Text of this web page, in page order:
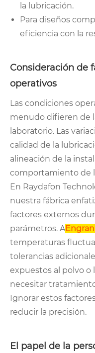
la lubricación.
Para diseños
eficiencia con la
Consideración de
operativos
Las condiciones
menudo difieren de
laboratorio. Las
calidad de la
alineación de la
comportamiento de
En Raydafon
nuestra fábrica
factores externos
parámetros. A
temperaturas
tolerancias
expuestos al polvo
necesitar
Ignorar estos
reducir la precisión.
El papel de la